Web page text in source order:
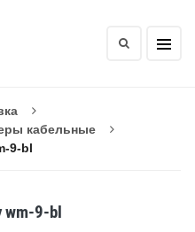
кабельные
9-bl
wm-9-bl